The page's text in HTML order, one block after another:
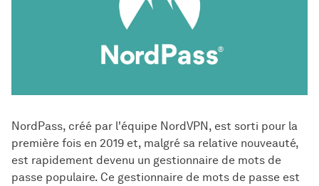
NordPass, créé par l'équipe NordVPN, est sorti pour la
première fois en 2019 et, malgré sa relative nouveauté,
est rapidement devenu un gestionnaire de mots de
passe populaire. Ce gestionnaire de mots de passe est